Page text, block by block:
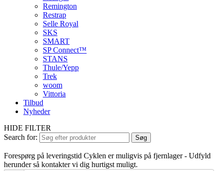
Remington
Restrap
Selle Royal
SKS
SMART
SP Connect™
STANS
Thule/Yepp
Trek
woom
Vittoria
Tilbud
Nyheder
HIDE FILTER
Search for:
Søg
Forespørg på leveringstid Cyklen er muligvis på fjernlager - Udfyld
herunder så kontakter vi dig hurtigst muligt.